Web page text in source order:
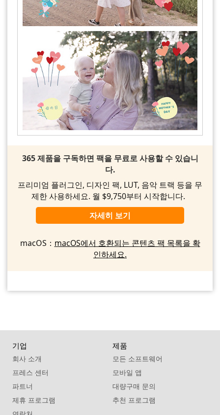
365 제품을 구독하면 팩을 무료로 사용할 수 있습니
다.
프리미엄 플러그인, 디자인 팩, LUT, 음악 트랙 등을 무
제한 사용하세요. 월 $9,750부터 시작합니다.
자세히 보기
macOS： macOS에서 호환되는 콘텐츠 팩 목록을 확
인하세요.
기업
회사 소개
프레스 센터
파트너
제휴 프로그램
제품
모든 소프트웨어
모바일 앱
대량구매 문의
추천 프로그램